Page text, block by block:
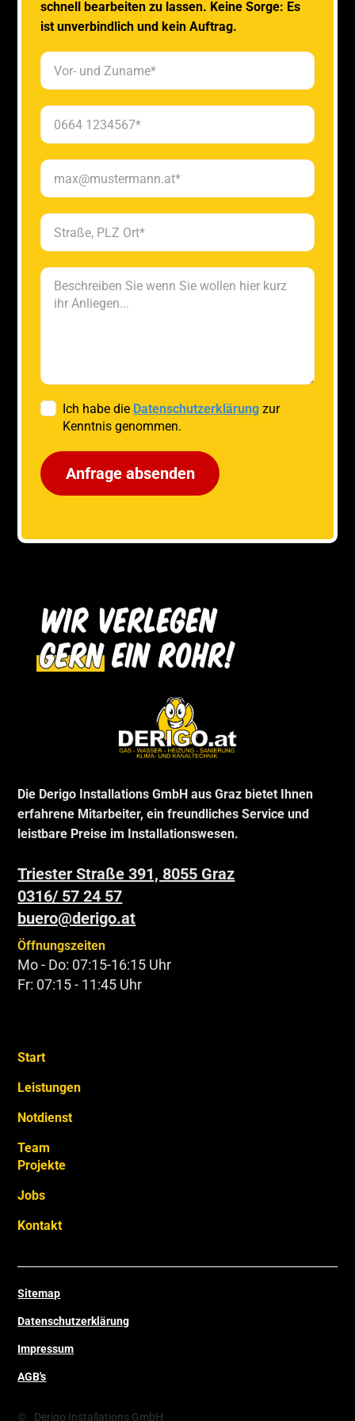
Die Derigo Installations GmbH aus Graz bietet Ihnen
erfahrene Mitarbeiter, ein freundliches Service und
leistbare Preise im Installationswesen.
Triester Straße 391, 8055 Graz
0316/ 57 24 57
buero@derigo.at
Öffnungszeiten
Mo - Do: 07:15-16:15 Uhr
Fr: 07:15 - 11:45 Uhr
Start
Leistungen
Notdienst
Team
Projekte
Jobs
Kontakt
schnell bearbeiten zu lassen. Keine Sorge: Es
ist unverbindlich und kein Auftrag.
Ich habe die Datenschutzerklärung zur
Kenntnis genommen.
Sitemap
Datenschutzerklärung
Impressum
AGB's
© Derigo Installations GmbH